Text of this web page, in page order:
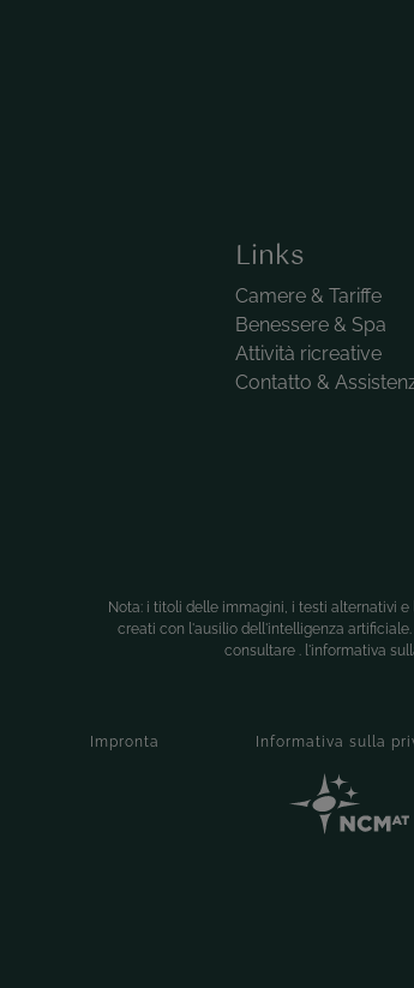
Links
Camere & Tariffe
Benessere & Spa
Attività ricreative
Contatto &
Nota: i titoli delle immagini, i testi alternativi
creati con l'ausilio dell'intelligenza artificiale.
consultare .
l'informativa
Impronta Informativa sulla